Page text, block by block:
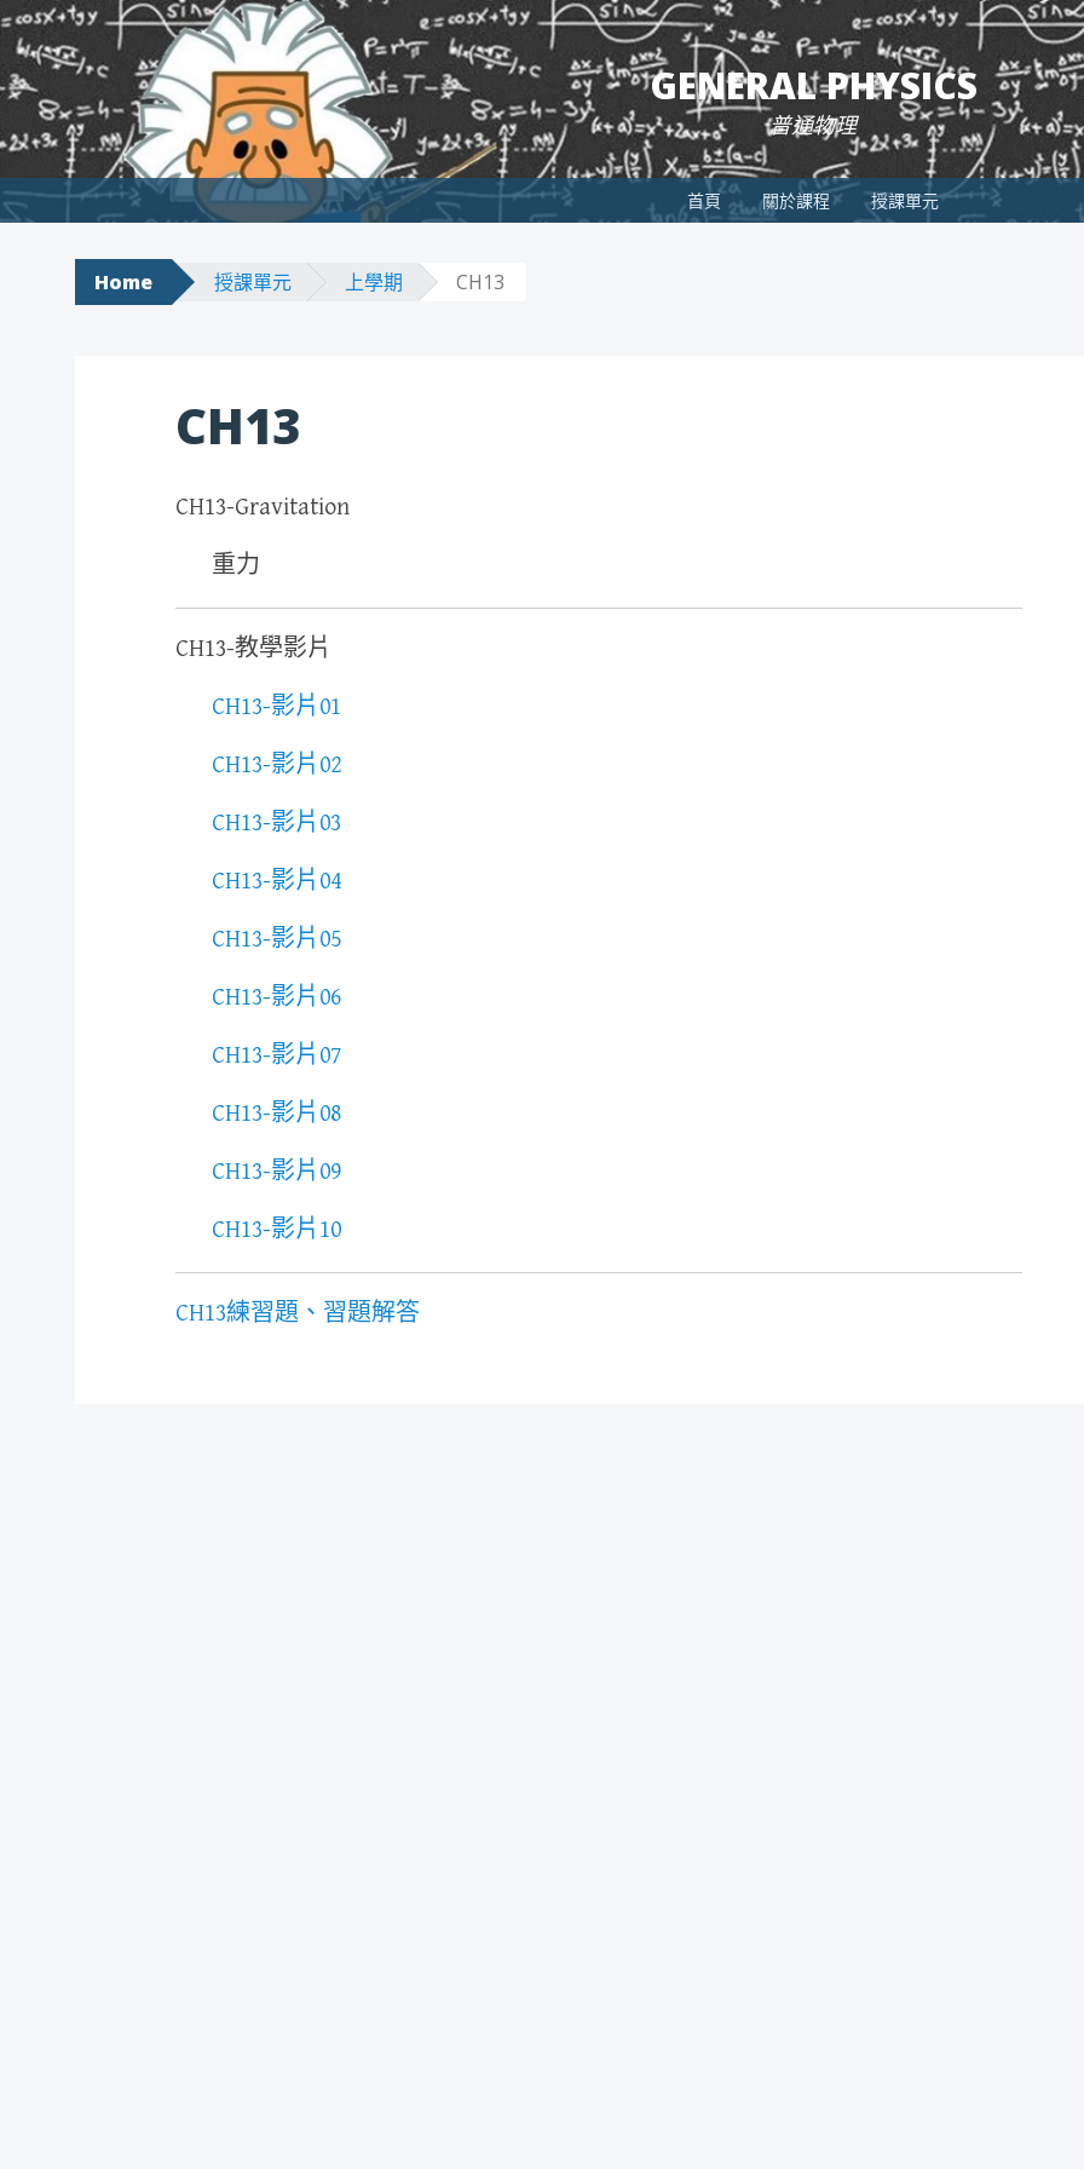
Skip to content
GENERAL PHYSICS
普通物理
首頁 關於課程 授課單元
Home 授課單元 上學期 CH13
CH13
CH13-Gravitation
重力
CH13-教學影片
CH13-影片01
CH13-影片02
CH13-影片03
CH13-影片04
CH13-影片05
CH13-影片06
CH13-影片07
CH13-影片08
CH13-影片09
CH13-影片10
CH13練習題、習題解答